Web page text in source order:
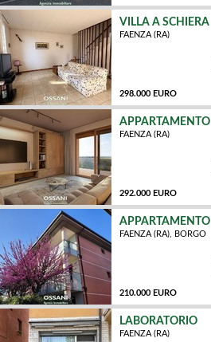
VILLA A SCHIERA
FAENZA (RA)
298.000 EURO
APPARTAMENTO
FAENZA (RA)
292.000 EURO
APPARTAMENTO
FAENZA (RA), BORGO
210.000 EURO
LABORATORIO
FAENZA (RA)